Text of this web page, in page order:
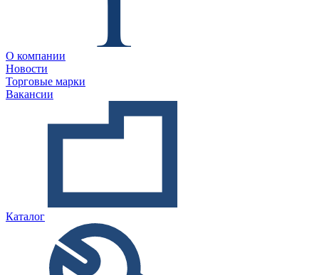
О компании
Новости
Торговые марки
Вакансии
Каталог